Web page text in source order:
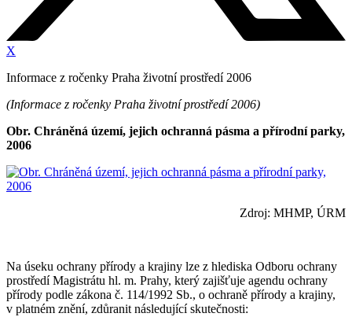
X
Informace z ročenky Praha životní prostředí 2006
(Informace z ročenky Praha životní prostředí 2006)
Obr. Chráněná území, jejich ochranná pásma a přírodní parky,
2006
Zdroj: MHMP, ÚRM
Na úseku ochrany přírody a krajiny lze z hlediska Odboru ochrany
prostředí Magistrátu hl. m. Prahy, který zajišťuje agendu ochrany
přírody podle zákona č. 114/1992 Sb., o ochraně přírody a krajiny,
v platném znění, zdůranit následující skutečnosti: